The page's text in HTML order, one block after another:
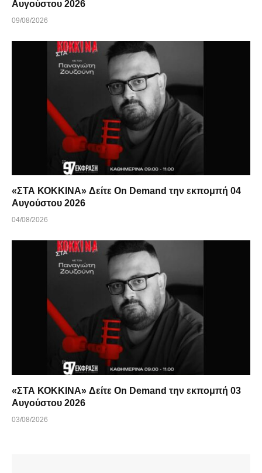
Αυγούστου 2026
09/08/2026
«ΣΤΑ ΚΟΚΚΙΝΑ» Δείτε On Demand την εκπομπή 04
Αυγούστου 2026
04/08/2026
«ΣΤΑ ΚΟΚΚΙΝΑ» Δείτε On Demand την εκπομπή 03
Αυγούστου 2026
03/08/2026